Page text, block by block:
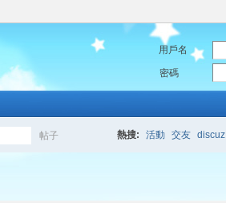
用戶名
密碼
帖子 熱搜: 活動 交友 discuz